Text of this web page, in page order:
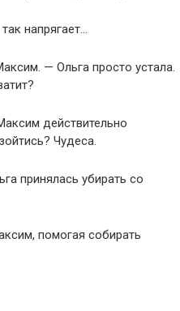
напрягает…
— Ольга просто устала.
действительно
Чудеса.
принялась убирать со
помогая собирать